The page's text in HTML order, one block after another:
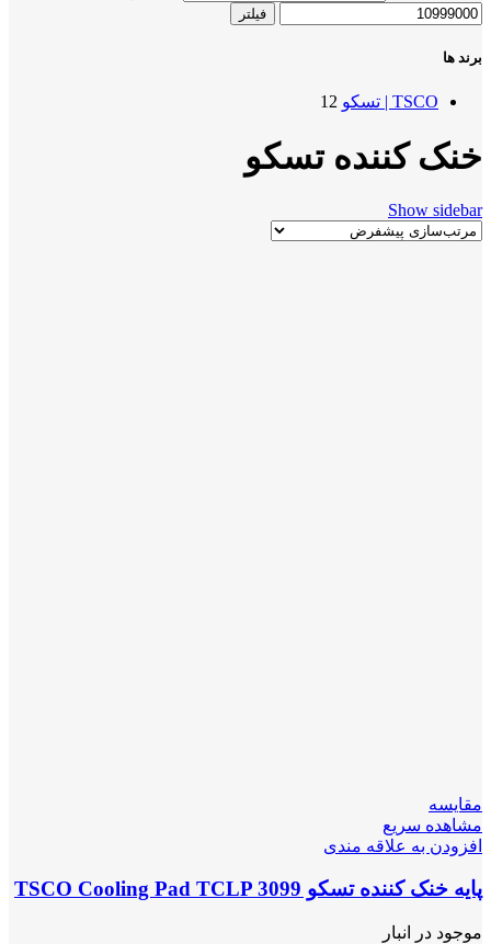
فیلتر
برند ها
TSCO | تسکو 12
خنک کننده تسکو
Show sidebar
مقایسه
مشاهده سریع
افزودن به علاقه مندی
پایه خنک کننده تسکو TSCO Cooling Pad TCLP 3099
موجود در انبار